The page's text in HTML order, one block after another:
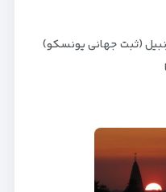
(ثبت جهانی یونسکو)